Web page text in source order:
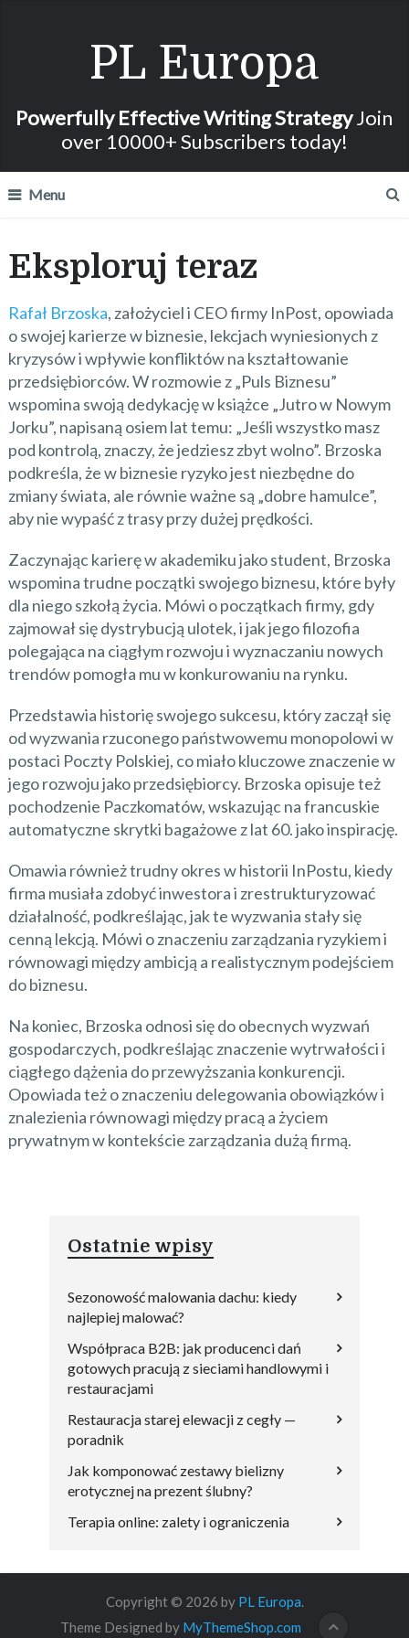
PL Europa
Powerfully Effective Writing StrategyJoin
over 10000+ Subscribers today!
Menu
Eksploruj teraz
Rafał Brzoska, założyciel i CEO firmy InPost, opowiada
o swojej karierze w biznesie, lekcjach wyniesionych z
kryzysów i wpływie konfliktów na kształtowanie
przedsiębiorców. W rozmowie z „Puls Biznesu”
wspomina swoją dedykację w książce „Jutro w Nowym
Jorku”, napisaną osiem lat temu: „Jeśli wszystko masz
pod kontrolą, znaczy, że jedziesz zbyt wolno”. Brzoska
podkreśla, że w biznesie ryzyko jest niezbędne do
zmiany świata, ale równie ważne są „dobre hamulce”,
aby nie wypaść z trasy przy dużej prędkości.
Zaczynając karierę w akademiku jako student, Brzoska
wspomina trudne początki swojego biznesu, które były
dla niego szkołą życia. Mówi o początkach firmy, gdy
zajmował się dystrybucją ulotek, i jak jego filozofia
polegająca na ciągłym rozwoju i wyznaczaniu nowych
trendów pomogła mu w konkurowaniu na rynku.
Przedstawia historię swojego sukcesu, który zaczął się
od wyzwania rzuconego państwowemu monopolowi w
postaci Poczty Polskiej, co miało kluczowe znaczenie w
jego rozwoju jako przedsiębiorcy. Brzoska opisuje też
pochodzenie Paczkomatów, wskazując na francuskie
automatyczne skrytki bagażowe z lat 60. jako inspirację.
Omawia również trudny okres w historii InPostu, kiedy
firma musiała zdobyć inwestora i zrestrukturyzować
działalność, podkreślając, jak te wyzwania stały się
cenną lekcją. Mówi o znaczeniu zarządzania ryzykiem i
równowagi między ambicją a realistycznym podejściem
do biznesu.
Na koniec, Brzoska odnosi się do obecnych wyzwań
gospodarczych, podkreślając znaczenie wytrwałości i
ciągłego dążenia do przewyższania konkurencji.
Opowiada też o znaczeniu delegowania obowiązków i
znalezienia równowagi między pracą a życiem
prywatnym w kontekście zarządzania dużą firmą.
Ostatnie wpisy
Sezonowość malowania dachu: kiedy
najlepiej malować?
Współpraca B2B: jak producenci dań
gotowych pracują z sieciami handlowymi i
restauracjami
Restauracja starej elewacji z cegły —
poradnik
Jak komponować zestawy bielizny
erotycznej na prezent ślubny?
Terapia online: zalety i ograniczenia
Copyright © 2026 by PL Europa.
Theme Designed by MyThemeShop.com